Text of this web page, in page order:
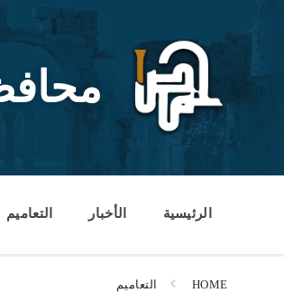
content
الرئيسية الأخبار التعاميم
HOME التعاميم